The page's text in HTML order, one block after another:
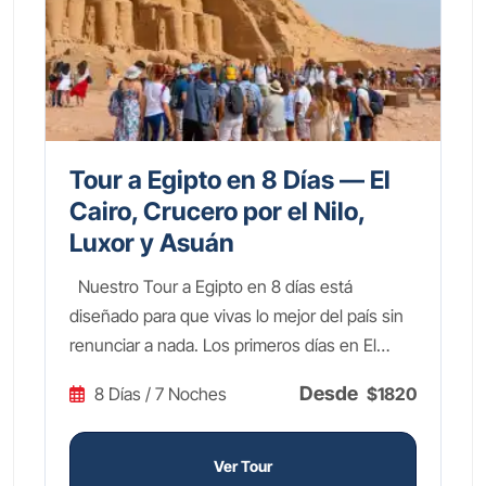
Kom Ombo y Edfu, el Valle de los Reyes con
sus tumbas reales, el espectacular Templo de
Hatshepsut, y los monumentales complejos
de Karnak y Luxor. Este Itinerario de 7 Días
incluye vuelos internos, alojamiento en hotel
4 estrellas, crucero 5 estrellas con pensión
completa, guía experto de habla hispana,
todas las entradas y traslados privados. Una
aventura todo incluido perfecta para vivir la
grandeza faraónica con máximo confort.
¡Reserva ahora tu viaje de ensueño!
Tour a Egipto en 8 Días — El
Cairo, Crucero por el Nilo,
Luxor y Asuán
Nuestro Tour a Egipto en 8 días está
diseñado para que vivas lo mejor del país sin
renunciar a nada. Los primeros días en El
de Guiza, la imponente Esfinge y el fascinante
Gran Museo Egipcio, donde los tesoros de
Tutankamón te dejarán sin palabras. Después
8 Días / 7 Noches Desde $1820
Ver Tour